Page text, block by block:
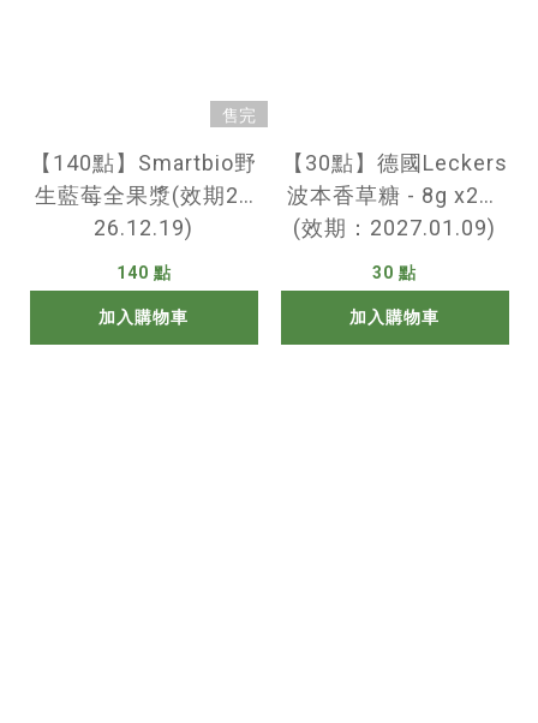
售完
【140點】Smartbio野
生藍莓全果漿(效期20
26.12.19)
140 點
加入購物車
【30點】德國Leckers
波本香草糖 - 8g x2袋
(效期：2027.01.09)
30 點
加入購物車